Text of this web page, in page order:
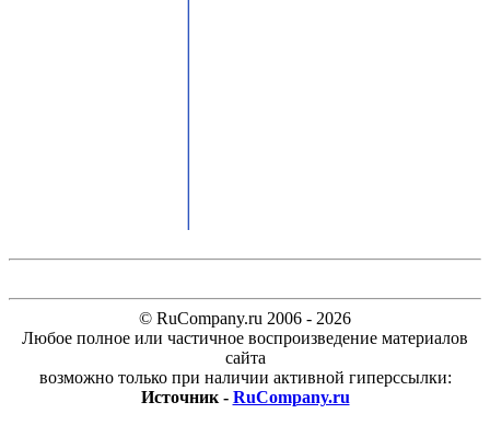
© RuCompany.ru 2006 - 2026
Любое полное или частичное воспроизведение материалов
сайта
возможно только при наличии активной гиперссылки:
Источник - RuCompany.ru